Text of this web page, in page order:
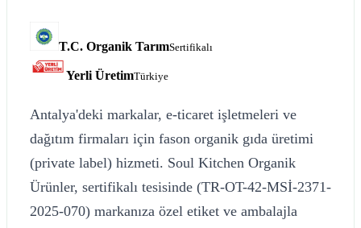
T.C. Organik TarımSertifikalı
Yerli ÜretimTürkiye
Antalya'deki markalar, e-ticaret işletmeleri ve
dağıtım firmaları için fason organik gıda üretimi
(private label) hizmeti. Soul Kitchen Organik
Ürünler, sertifikalı tesisinde (TR-OT-42-MSİ-2371-
2025-070) markanıza özel etiket ve ambalajla